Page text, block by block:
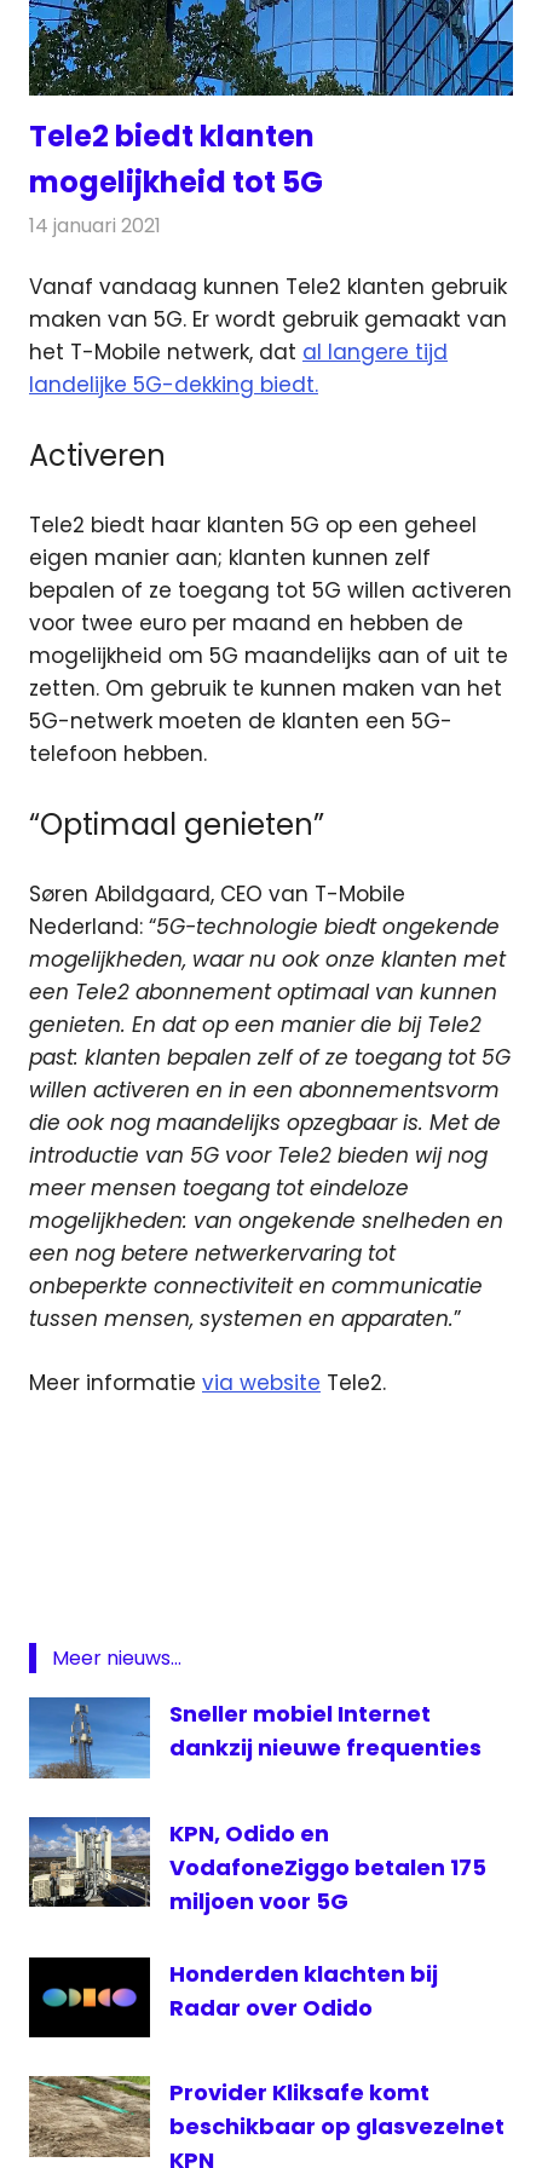
Tele2 biedt klanten
mogelijkheid tot 5G
14 januari 2021
Vanaf vandaag kunnen Tele2 klanten gebruik
maken van 5G. Er wordt gebruik gemaakt van
het T-Mobile netwerk, dat al langere tijd
landelijke 5G-dekking biedt.
Activeren
Tele2 biedt haar klanten 5G op een geheel
eigen manier aan; klanten kunnen zelf
bepalen of ze toegang tot 5G willen activeren
voor twee euro per maand en hebben de
mogelijkheid om 5G maandelijks aan of uit te
zetten. Om gebruik te kunnen maken van het
5G-netwerk moeten de klanten een 5G-
telefoon hebben.
“Optimaal genieten”
Søren Abildgaard, CEO van T-Mobile
Nederland: “5G-technologie biedt ongekende
mogelijkheden, waar nu ook onze klanten met
een Tele2 abonnement optimaal van kunnen
genieten. En dat op een manier die bij Tele2
past: klanten bepalen zelf of ze toegang tot 5G
willen activeren en in een abonnementsvorm
die ook nog maandelijks opzegbaar is. Met de
introductie van 5G voor Tele2 bieden wij nog
meer mensen toegang tot eindeloze
mogelijkheden: van ongekende snelheden en
een nog betere netwerkervaring tot
onbeperkte connectiviteit en communicatie
tussen mensen, systemen en apparaten.”
Meer informatie via website Tele2.
Nieuwsnetwerk
Mobile
Tele2
Meer nieuws...
Sneller mobiel Internet
dankzij nieuwe frequenties
KPN, Odido en
VodafoneZiggo betalen 175
miljoen voor 5G
Honderden klachten bij
Radar over Odido
Provider Kliksafe komt
beschikbaar op glasvezelnet
KPN